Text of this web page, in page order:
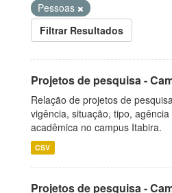
Pessoas
Filtrar Resultados
Projetos de pesquisa -
Relação de projetos de
vigência, situação, tipo,
acadêmica no campus Itabira.
CSV
Projetos de pesquisa -